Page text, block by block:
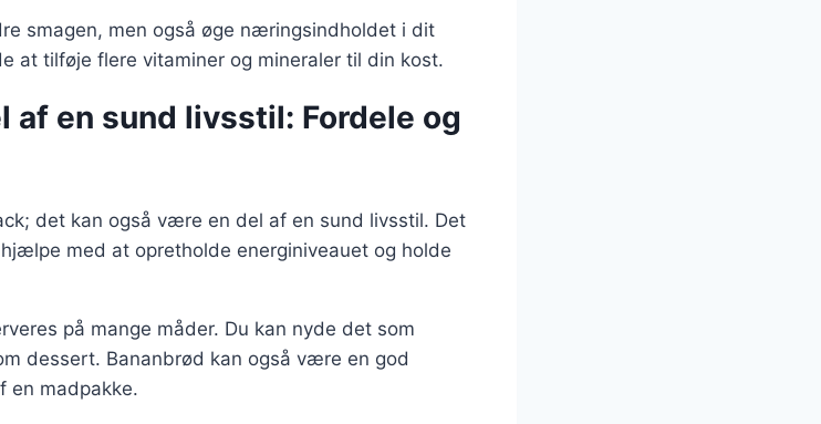
smagen, men også øge næringsindholdet i dit
at tilføje flere vitaminer og mineraler til din kost.
af en sund livsstil: Fordele og
det kan også være en del af en sund livsstil. Det
med at opretholde energiniveauet og holde
på mange måder. Du kan nyde det som
dessert. Bananbrød kan også være en god
en madpakke.